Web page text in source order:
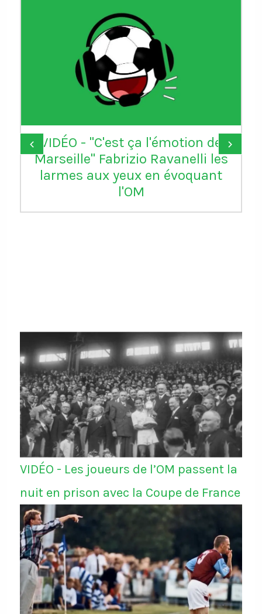
VIDÉO - "C'est ça l'émotion de
Marseille" Fabrizio Ravanelli les
larmes aux yeux en évoquant
l'OM
‹ ›
VIDÉO - Les joueurs de l’OM passent la
nuit en prison avec la Coupe de France